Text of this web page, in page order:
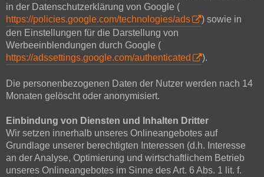
in der Datenschutzerklärung von Google (
https://policies.google.com/technologies/ads
) sowie in
den Einstellungen für die Darstellung von
Werbeeinblendungen durch Google (
https://adssettings.google.com/authenticated
).
Die personenbezogenen Daten der Nutzer werden nach 14
Monaten gelöscht oder anonymisiert.
Einbindung von Diensten und Inhalten Dritter
Wir setzen innerhalb unseres Onlineangebotes auf
Grundlage unserer berechtigten Interessen (d.h. Interesse
an der Analyse, Optimierung und wirtschaftlichem Betrieb
unseres Onlineangebotes im Sinne des Art. 6 Abs. 1 lit. f.